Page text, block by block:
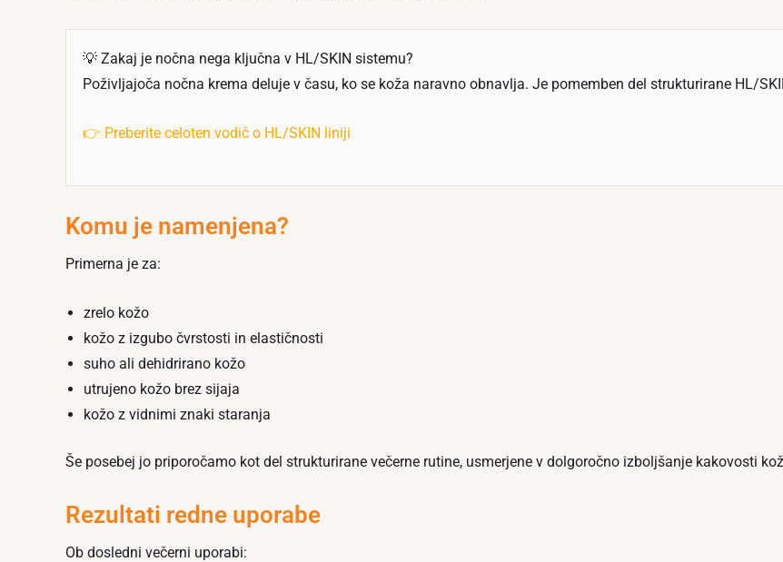
💡 Zakaj je nočna nega ključna v HL/SKIN sistemu?
Poživljajoča nočna krema deluje v času, ko se koža naravno obnavlja. Je pomemben del strukturirane HL/
👉 Preberite celoten vodič o HL/SKIN liniji
Komu je namenjena?
Primerna je za:
zrelo kožo
kožo z izgubo čvrstosti in elastičnosti
suho ali dehidrirano kožo
utrujeno kožo brez sijaja
kožo z vidnimi znaki staranja
Še posebej jo priporočamo kot del strukturirane večerne rutine, usmerjene v dolgoročno izboljšanje kakovosti
Rezultati redne uporabe
Ob dosledni večerni uporabi: